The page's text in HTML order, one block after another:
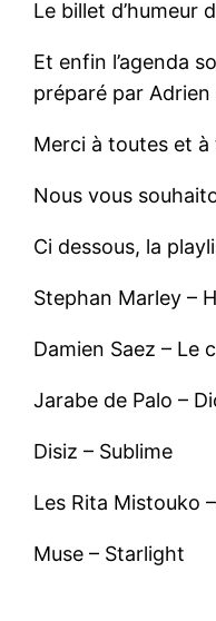
Le billet d’humeur
Et enfin l’agenda
préparé par Adrien
Merci à toutes et à
Nous vous
Ci dessous, la
Stephan Marley –
Damien Saez – Le
Jarabe de Palo –
Disiz – Sublime
Les Rita Mistouko
Muse – Starlight